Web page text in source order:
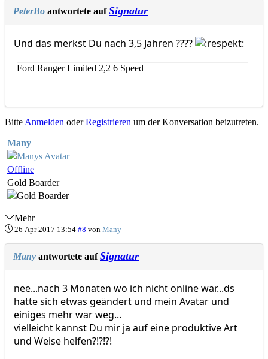
PeterBo antwortete aufSignatur
Und das merkst Du nach 3,5 Jahren ????
Ford Ranger Limited 2,2 6 Speed
Bitte Anmelden oderRegistrieren um der Konversation beizutreten.
Many
Offline
Gold Boarder
Mehr
26 Apr 2017 13:54 #8 von Many
Many antwortete aufSignatur
nee...nach 3 Monaten wo ich nicht online war...ds
hatte sich etwas geändert und mein Avatar und
einiges mehr war weg...
vielleicht kannst Du mir ja auf eine produktive Art
und Weise helfen?!?!?!